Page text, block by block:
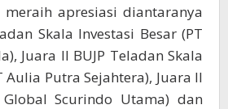
apresiasi diantaranya
Skala Investasi Besar (PT
Juara II BUJP Teladan Skala
Aulia Putra Sejahtera), Juara II
Scurindo Utama) dan